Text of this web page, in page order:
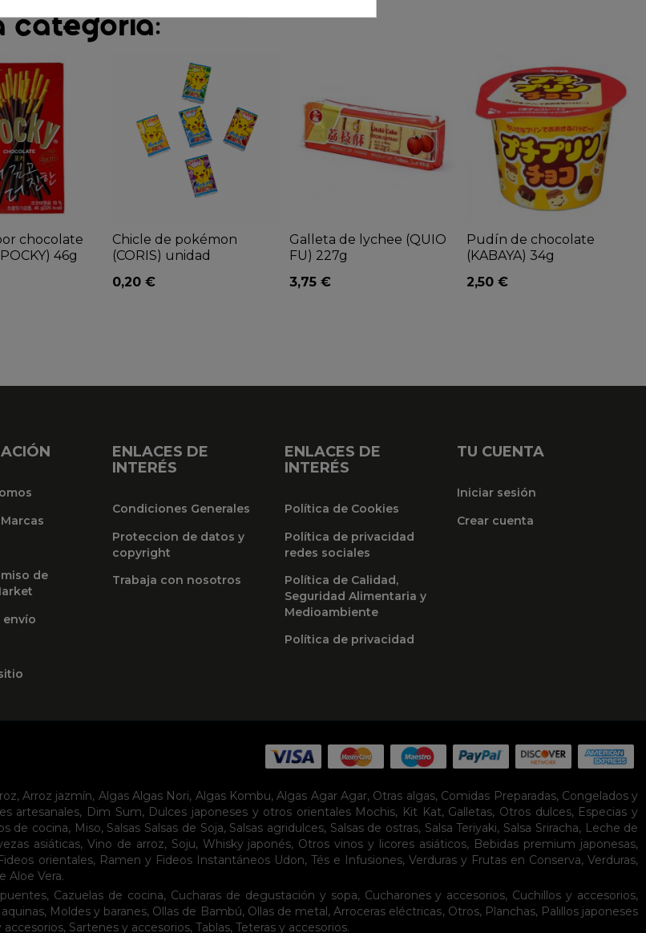
categoría:
chocolate
46g
Chicle de pokémon
(CORIS) unidad
0,20 €
Galleta de lychee (QUIO
FU) 227g
3,75 €
Pudín de chocolate
(KABAYA) 34g
2,50 €
de
envío
ENLACES DE
INTERÉS
Condiciones Generales
Proteccion de datos y
copyright
Trabaja con nosotros
ENLACES DE
INTERÉS
Política de Cookies
Política de privacidad
redes sociales
Política de Calidad,
Seguridad Alimentaria y
Medioambiente
Política de privacidad
TU CUENTA
Iniciar sesión
Crear cuenta
, Arroz jazmín, Algas Algas Nori, Algas Kombu,Algas Agar Agar, Otras algas, Comidas Preparadas, Congelados y
artesanales, Dim Sum, Dulces japoneses y otros orientales Mochis, Kit Kat, Galletas, Otros dulces, Especias y
de cocina, Miso, Salsas Salsas de Soja, Salsas agridulces, Salsas de ostras, Salsa Teriyaki, Salsa Sriracha, Leche de
asiáticas, Vino de arroz, Soju, Whisky japonés, Otros vinos y licores asiáticos, Bebidas premium japonesas,
orientales, Ramen y Fideos Instantáneos Udon, Tés e Infusiones, Verduras y Frutas en Conserva,Verduras,
Aloe Vera.
, Cazuelas de cocina, Cucharas de degustación y sopa, Cucharones y accesorios, Cuchillos y accesorios,
, Moldes y baranes, Ollas de Bambú, Ollas de metal,Arroceras eléctricas, Otros, Planchas, Palillos japoneses
accesorios, Sartenes y accesorios, Tablas, Teteras y accesorios.